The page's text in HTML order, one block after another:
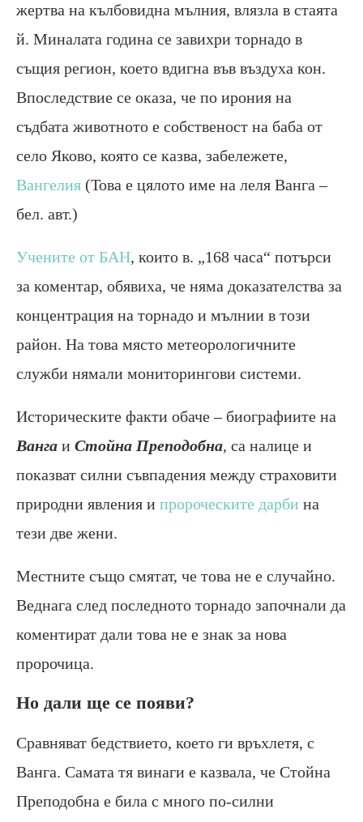
жертва на кълбовидна мълния, влязла в стаята
й. Миналата година се завихри торнадо в
същия регион, което вдигна във въздуха кон.
Впоследствие се оказа, че по ирония на
съдбата животното е собственост на баба от
село Яково, която се казва, забележете,
Вангелия (Това е цялото име на леля Ванга –
бел. авт.)
Учените от БАН, които в. „168 часа“ потърси
за коментар, обявиха, че няма доказателства за
концентрация на торнадо и мълнии в този
район. На това място метеорологичните
служби нямали мониторингови системи.
Историческите факти обаче – биографиите на
Ванга и Стойна Преподобна, са налице и
показват силни съвпадения между страховити
природни явления и пророческите дарби на
тези две жени.
Местните също смятат, че това не е случайно.
Веднага след последното торнадо започнали да
коментират дали това не е знак за нова
пророчица.
Но дали ще се появи?
Сравняват бедствието, което ги връхлетя, с
Ванга. Самата тя винаги е казвала, че Стойна
Преподобна е била с много по-силни